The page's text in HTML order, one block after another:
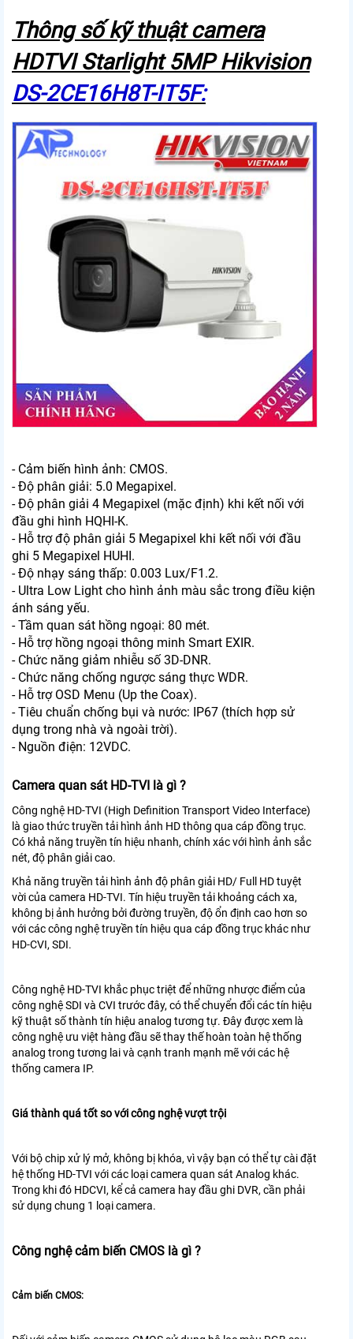
Thông số kỹ thuật camera
HDTVI Starlight 5MP Hikvision
DS-2CE16H8T-IT5F:
- Cảm biến hình ảnh: CMOS.
- Độ phân giải: 5.0 Megapixel.
- Độ phân giải 4 Megapixel (mặc định) khi kết nối với
đầu ghi hình HQHI-K.
- Hỗ trợ độ phân giải 5 Megapixel khi kết nối với đầu
ghi 5 Megapixel HUHI.
- Độ nhạy sáng thấp: 0.003 Lux/F1.2.
- Ultra Low Light cho hình ảnh màu sắc trong điều kiện
ánh sáng yếu.
- Tầm quan sát hồng ngoại: 80 mét.
- Hỗ trợ hồng ngoại thông minh Smart EXIR.
- Chức năng giảm nhiễu số 3D-DNR.
- Chức năng chống ngược sáng thực WDR.
- Hỗ trợ OSD Menu (Up the Coax).
- Tiêu chuẩn chống bụi và nước: IP67 (thích hợp sử
dụng trong nhà và ngoài trời).
- Nguồn điện: 12VDC.
Camera quan sát HD-TVI là gì ?
Công nghệ HD-TVI (High Definition Transport Video Interface)
là giao thức truyền tải hình ảnh HD thông qua cáp đồng trục.
Có khả năng truyền tín hiệu nhanh, chính xác với hình ảnh sắc
nét, độ phân giải cao.
Khả năng truyền tải hình ảnh độ phân giải HD/ Full HD tuyệt
vời của camera HD-TVI. Tín hiệu truyền tải khoảng cách xa,
không bị ảnh hưởng bởi đường truyền, độ ổn định cao hơn so
với các công nghệ truyền tín hiệu qua cáp đồng trục khác như
HD-CVI, SDI.
Công nghệ HD-TVI khắc phục triệt để những nhược điểm của
công nghệ SDI và CVI trước đây, có thể chuyển đổi các tín hiệu
kỹ thuật số thành tín hiệu analog tương tự. Đây được xem là
công nghệ ưu việt hàng đầu sẽ thay thế hoàn toàn hệ thống
analog trong tương lai và cạnh tranh mạnh mẽ với các hệ
thống camera IP.
Giá thành quá tốt so với công nghệ vượt trội
Với bộ chip xử lý mở, không bị khóa, vì vậy bạn có thể tự cài đặt
hệ thống HD-TVI với các loại camera quan sát Analog khác.
Trong khi đó HDCVI, kể cả camera hay đầu ghi DVR, cần phải
sử dụng chung 1 loại camera.
Công nghệ cảm biến CMOS là gì ?
Cảm biến CMOS: